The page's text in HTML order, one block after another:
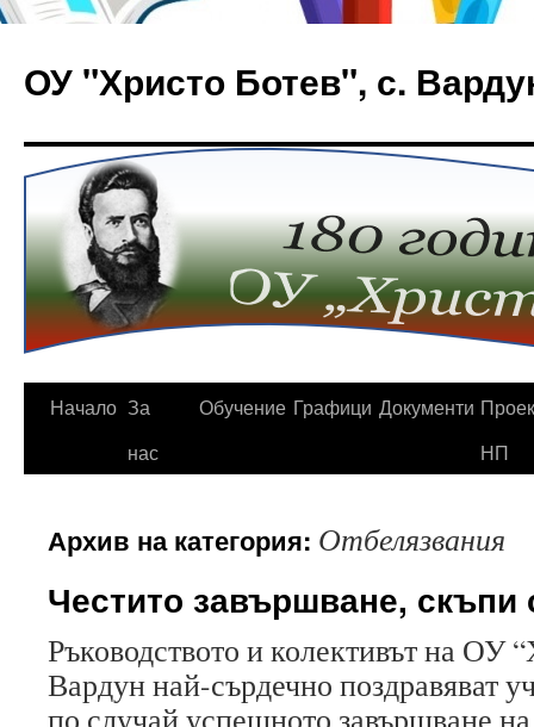
ОУ "Христо Ботев", с.
Начало За
нас
Обучение Графици Документи
НП
Архив на категория: Отбелязвания
Честито завършване,
Ръководството и колективът на ОУ
Вардун най-сърдечно поздравяват
по случай успешното завършване